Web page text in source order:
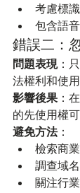
考慮標
包含語
錯誤二：
問題表現：
法權利和使用
影響後果 ：
的先使用權
避免方法：
檢索商
調查域
關注行